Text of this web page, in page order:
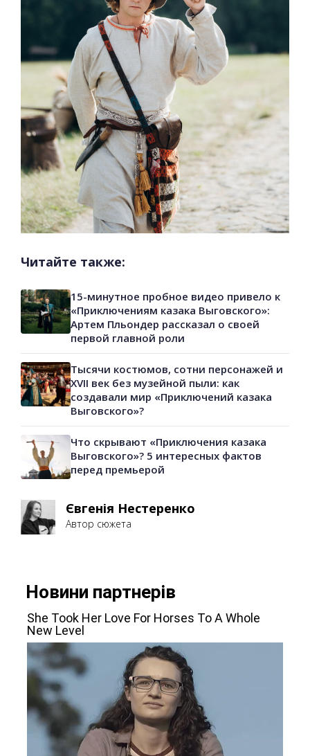
Читайте также:
15-минутное пробное видео привело к
«Приключениям казака Выговского»:
Артем Пльондер рассказал о своей
первой главной роли
Тысячи костюмов, сотни персонажей и
XVII век без музейной пыли: как
создавали мир «Приключений казака
Выговского»?
Что скрывают «Приключения казака
Выговского»? 5 интересных фактов
перед премьерой
Євгенія Нестеренко
Автор сюжета